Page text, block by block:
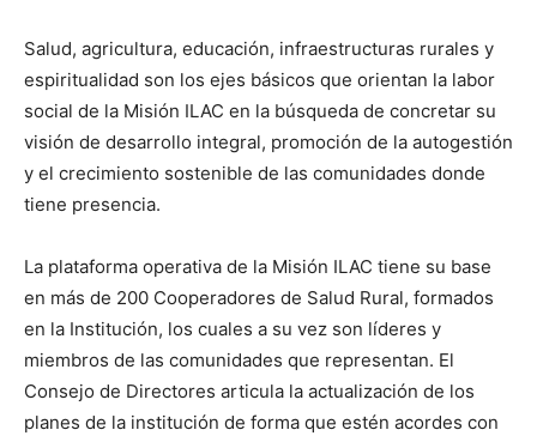
Salud, agricultura, educación, infraestructuras rurales y
espiritua­lidad son los ejes básicos que orientan la labor
social de la Misión ILAC en la búsqueda de concretar su
visión de desarrollo integral, promoción de la autogestión
y el cre­cimiento sostenible de las comuni­dades donde
tiene presencia.
La plataforma operativa de la Misión ILAC tiene su base
en más de 200 Cooperadores de Salud Ru­ral, formados
en la Institución, los cuales a su vez son líderes y
miembros de las comunidades que representan. El
Consejo de Directores articula la actualización de los
planes de la institución de forma que estén acordes con